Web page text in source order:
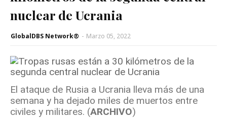
nuclear de Ucrania
GlobalDBS Network® - Marzo 05, 2022
El ataque de Rusia a Ucrania lleva más de una
semana y ha dejado miles de muertos entre
civiles y militares. (ARCHIVO)